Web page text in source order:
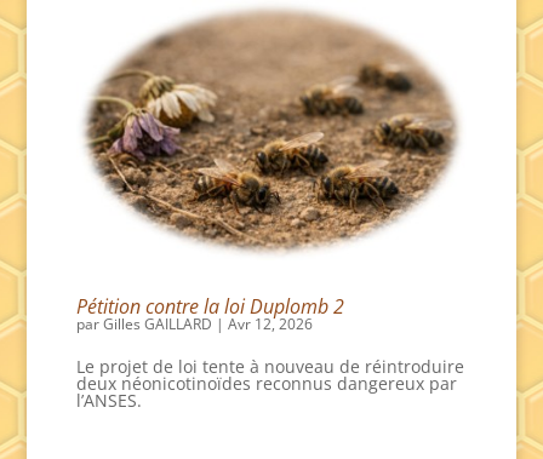
Pétition contre la loi Duplomb 2
parGilles GAILLARD | Avr 12, 2026
Le projet de loi tente à nouveau de réintroduire
deux néonicotinoïdes reconnus dangereux par
l’ANSES.